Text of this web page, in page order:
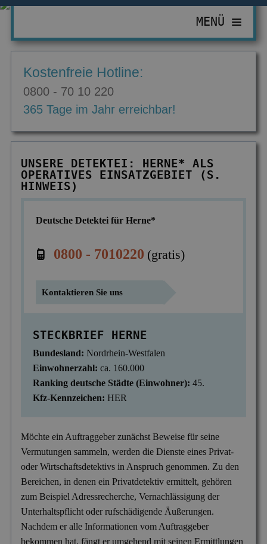
PRIVATDETEKTIV
Erbschaft & Erbanspruch
Nachweis Eheähnlichkeit
Personen- & Zeugensuche
Unterhalt & Alimente
Verleumdung & Rufmord
WIRTSCHAFTSDETEKTIV
ZUR ÜBERSICHT
Computerkriminalität
Einkommensüberprüfung
Korruptionsbekämpfung
Mitarbeiterüberwachung
Mobbing & Bossing
Objekt- & Personenschutz
Sabotage & Beschädigung
Schuldner- & Adresssuche
Schwarzarbeit im Betrieb
Unerlaubter Nebenjob
EINSATZGEBIETE
Düsseldorf
Hamburg
Hannover
Stuttgart
INFORMATIONEN
Aktuelles
Ausrüstung
Preise
MENÜ
Kostenfreie Hotline:
0800 - 70 10 220
365 Tage im Jahr erreichbar!
UNSERE DETEKTEI: HERNE* ALS
OPERATIVES EINSATZGEBIET (S.
HINWEIS)
Deutsche Detektei für Herne*
0800 - 7010220 (gratis)
Kontaktieren Sie uns
STECKBRIEF HERNE
Bundesland: Nordrhein-Westfalen
Einwohnerzahl: ca. 160.000
Ranking deutsche Städte (Einwohner): 45.
Kfz-Kennzeichen: HER
Möchte ein Auftraggeber zunächst Beweise für seine
Vermutungen sammeln, werden die Dienste eines Privat-
oder Wirtschaftsdetektivs in Anspruch genommen. Zu den
Bereichen, in denen ein Privatdetektiv ermittelt, gehören
zum Beispiel Adressrecherche, Vernachlässigung der
Unterhaltspflicht oder rufschädigende Äußerungen.
Nachdem er alle Informationen vom Auftraggeber
bekommen hat, fängt er umgehend mit seinen Ermittlungen